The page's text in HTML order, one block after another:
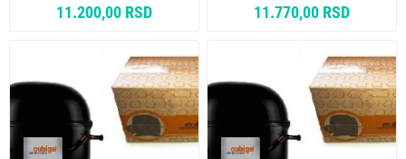
11.200,00 RSD 11.770,00 RSD